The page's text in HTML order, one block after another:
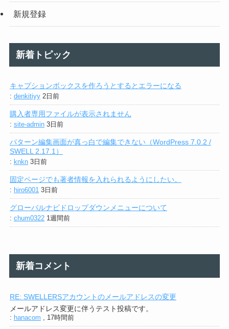
新規登録
新着トピック
キャプションボックスを作ろうとするとエラーになる
: denkitiyy 2日前
購入者専用ファイルが表示されません
: site-admin 3日前
パターン編集画面が真っ白で編集できない（WordPress 7.0.2 /
SWELL 2.17.1）
: knkn 3日前
固定ページでも著者情報を入れられるようにしたい。
: hiro6001 3日前
グローバルナビドロップダウンメニューについて
: chum0322 1週間前
新着コメント
RE: SWELLERSアカウントのメールアドレスの変更
メールアドレス変更に伴うテスト投稿です。
: hanacom , 17時間前